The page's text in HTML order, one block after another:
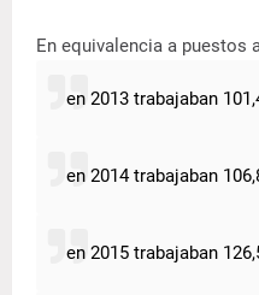
En equivalencia a puestos
en 2013 trabajaban
en 2014 trabajaban
en 2015 trabajaban